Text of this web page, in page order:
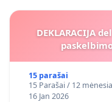
DEKLARACIJA
paskelbimo
15 parašai
15 Parašai / 12
16 Jan 2026